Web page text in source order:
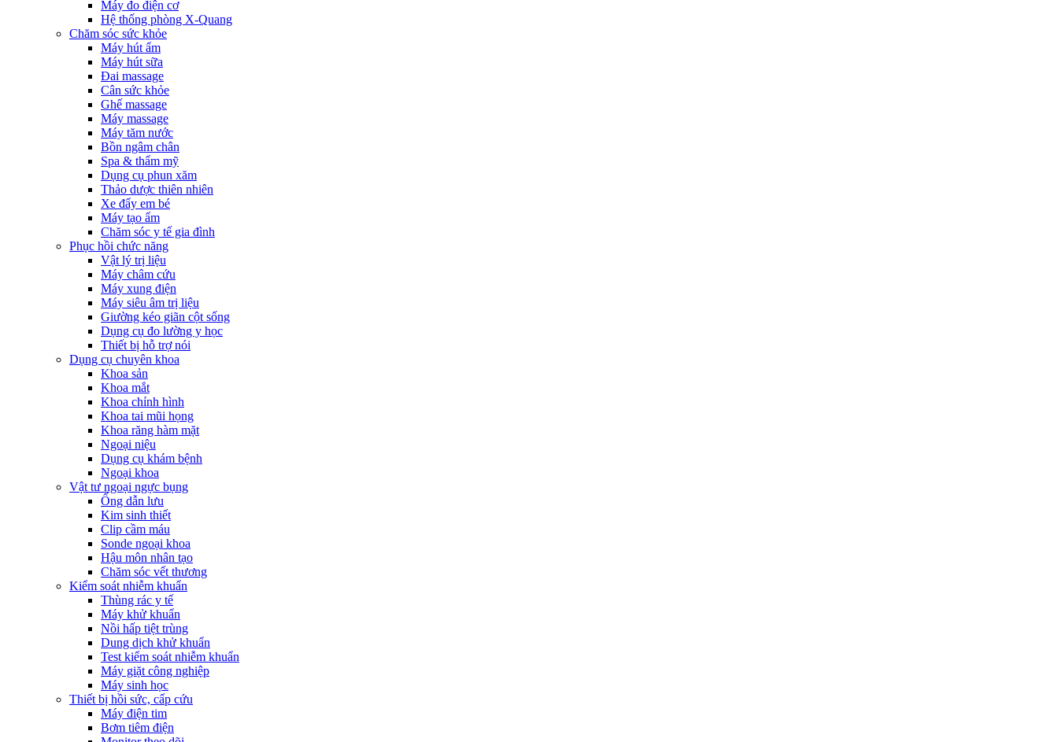
Máy đo điện cơ
Hệ thống phòng X-Quang
Chăm sóc sức khỏe
Máy hút ẩm
Máy hút sữa
Đai massage
Cân sức khỏe
Ghế massage
Máy massage
Máy tăm nước
Bồn ngâm chân
Spa & thẩm mỹ
Dụng cụ phun xăm
Thảo dược thiên nhiên
Xe đẩy em bé
Máy tạo ẩm
Chăm sóc y tế gia đình
Phục hồi chức năng
Vật lý trị liệu
Máy châm cứu
Máy xung điện
Máy siêu âm trị liệu
Giường kéo giãn cột sống
Dụng cụ đo lường y học
Thiết bị hỗ trợ nói
Dụng cụ chuyên khoa
Khoa sản
Khoa mắt
Khoa chỉnh hình
Khoa tai mũi họng
Khoa răng hàm mặt
Ngoại niệu
Dụng cụ khám bệnh
Ngoại khoa
Vật tư ngoại ngực bụng
Ống dẫn lưu
Kim sinh thiết
Clip cầm máu
Sonde ngoại khoa
Hậu môn nhân tạo
Chăm sóc vết thương
Kiểm soát nhiễm khuẩn
Thùng rác y tế
Máy khử khuẩn
Nồi hấp tiệt trùng
Dung dịch khử khuẩn
Test kiểm soát nhiễm khuẩn
Máy giặt công nghiệp
Máy sinh học
Thiết bị hồi sức, cấp cứu
Máy điện tim
Bơm tiêm điện